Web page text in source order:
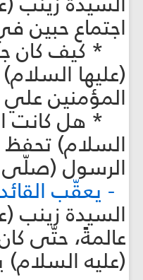
اجتماع حبين
* كيف كان
(عليها السلام)
المؤمنين
* هل كانت
السلام) تحفظ
الرسول (صلّى
- يعقّب القائد
السيدة زينب
عالمةً، حتّى
(عليه السلام)